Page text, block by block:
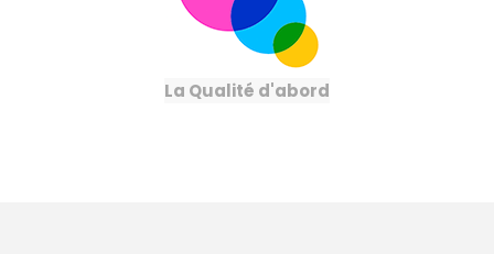
La Qualité d'abord